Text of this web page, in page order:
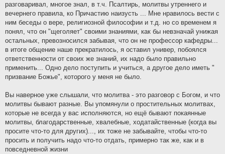
разговаривал, многое знал, в т.ч. Псалтирь, молитвы утреннего и
вечернего правила, ко Причастию наизусть ... Мне нравилось вести с
ним беседы о вере, религиозной философии и т.д. но со временем я
понял, что он "щеголяет" своими знаниями, как бы невзначай унижая
остальных, превозносился забывая, что он не профессор кафедры...
в итоге общение наше прекратилось, я оставил универ, побоялся
ответственности от своих же знаний, их надо было правильно
применить... Одно дело поступить и учиться, а другое дело иметь "
призвание Божье", которого у меня не было.
Вы наверное уже слышали, что молитва - это разговор с Богом, и что
молитвы бывают разные. Вы упомянули о простительных молитвах,
которые не всегда у вас исполняются, но ещё бывают покаянные
молитвы, благодарственные, хвалебные, ходатайственные (когда вы
просите что-то для других)..., их тоже не забывайте, чтобы что-то
просить и получить надо что-то отдать, примерно так же, как и в
повседневной жизни